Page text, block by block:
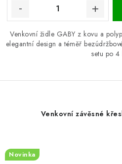
Venkovní židle GABY z kovu a
elegantní design a téměř
setu po 4
Venkovní závěsné
Novinka